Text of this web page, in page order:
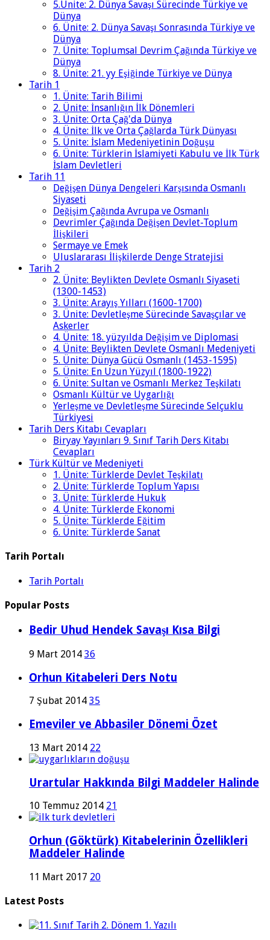
5.Ünite: 2. Dünya Savaşı Sürecinde Türkiye ve
Dünya
6. Ünite: 2. Dünya Savaşı Sonrasında Türkiye ve
Dünya
7. Ünite: Toplumsal Devrim Çağında Türkiye ve
Dünya
8. Ünite: 21. yy Eşiğinde Türkiye ve Dünya
Tarih 1
1. Ünite: Tarih Bilimi
2. Ünite: İnsanlığın İlk Dönemleri
3. Ünite: Orta Çağ'da Dünya
4. Ünite: İlk ve Orta Çağlarda Türk Dünyası
5. Ünite: İslam Medeniyetinin Doğuşu
6. Ünite: Türklerin İslamiyeti Kabulu ve İlk Türk
İslam Devletleri
Tarih 11
Değişen Dünya Dengeleri Karşısında Osmanlı
Siyaseti
Değişim Çağında Avrupa ve Osmanlı
Devrimler Çağında Değişen Devlet-Toplum
İlişkileri
Sermaye ve Emek
Uluslararası İlişkilerde Denge Stratejisi
Tarih 2
2. Ünite: Beylikten Devlete Osmanlı Siyaseti
(1300-1453)
3. Ünite: Arayış Yılları (1600-1700)
3. Ünite: Devletleşme Sürecinde Savaşçılar ve
Askerler
4. Ünite: 18. yüzyılda Değişim ve Diplomasi
4. Ünite: Beylikten Devlete Osmanlı Medeniyeti
5. Ünite: Dünya Gücü Osmanlı (1453-1595)
5. Ünite: En Uzun Yüzyıl (1800-1922)
6. Ünite: Sultan ve Osmanlı Merkez Teşkilatı
Osmanlı Kültür ve Uygarlığı
Yerleşme ve Devletleşme Sürecinde Selçuklu
Türkiyesi
Tarih Ders Kitabı Cevapları
Biryay Yayınları 9. Sınıf Tarih Ders Kitabı
Cevapları
Türk Kültür ve Medeniyeti
1. Ünite: Türklerde Devlet Teşkilatı
2. Ünite: Türklerde Toplum Yapısı
3. Ünite: Türklerde Hukuk
4. Ünite: Türklerde Ekonomi
5. Ünite: Türklerde Eğitim
6. Ünite: Türklerde Sanat
Tarih Portalı
Tarih Portalı
Popular Posts
Bedir Uhud Hendek Savaşı Kısa Bilgi
9 Mart 2014 36
Orhun Kitabeleri Ders Notu
7 Şubat 2014 35
Emeviler ve Abbasiler Dönemi Özet
13 Mart 2014 22
Urartular Hakkında Bilgi Maddeler Halinde
10 Temmuz 2014 21
Orhun (Göktürk) Kitabelerinin Özellikleri
Maddeler Halinde
11 Mart 2017 20
Latest Posts